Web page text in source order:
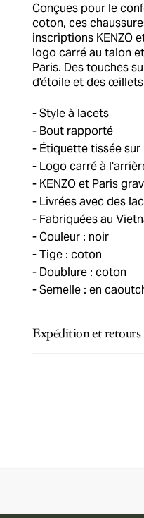
Conçues pour le
coton, ces
inscriptions KENZO
logo carré au talon
Paris. Des touches
d'étoile et des
Style à lacets
Bout rapporté
Étiquette tissée sur
Logo carré à
KENZO et Paris
Livrées avec des
Fabriquées au
Couleur : noir
Tige : coton
Doublure : coton
Semelle : en
Expédition et retours